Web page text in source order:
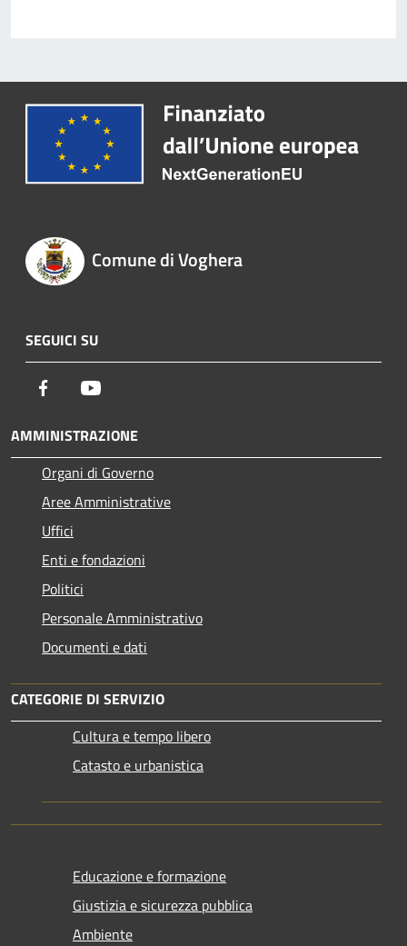
Comune di Voghera
SEGUICI SU
Facebook
AMMINISTRAZIONE
Organi di Governo
Aree Amministrative
Uffici
Enti e fondazioni
Politici
Personale Amministrativo
Documenti e dati
CATEGORIE DI SERVIZIO
Cultura e tempo libero
Catasto e urbanistica
Educazione e formazione
Giustizia e sicurezza pubblica
Ambiente